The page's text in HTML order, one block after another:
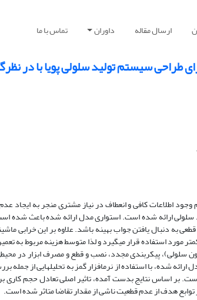
ارسال مقاله داوران تماس با ما
طراحی سیستم تولید سلولی پویا با در
اطلاعات کافی و انعطاف در نیاز مشتری منجر به ایجاد
ارائه شده است. استواری مدل ارائه شده باعث شده
به دنبال یافتن جواب بهینه باشد. علاوه بر این خرابی
مورد استفاده قرار می­گیرد و لذا متوسط هزینه مربوط به
سلولی)، پیکربندی مجدد، نصب و قطع و مصرف ابزار در
با استفاده از نرم­افزار گمز به تحلیل­هایی از جمله
اساس نتایج بدست آمده، تاثیر اصلی تعادل حجم کاری بر
هدف از عدم قطعیت ناشی از مقدار تقاضا متاثر شده است.